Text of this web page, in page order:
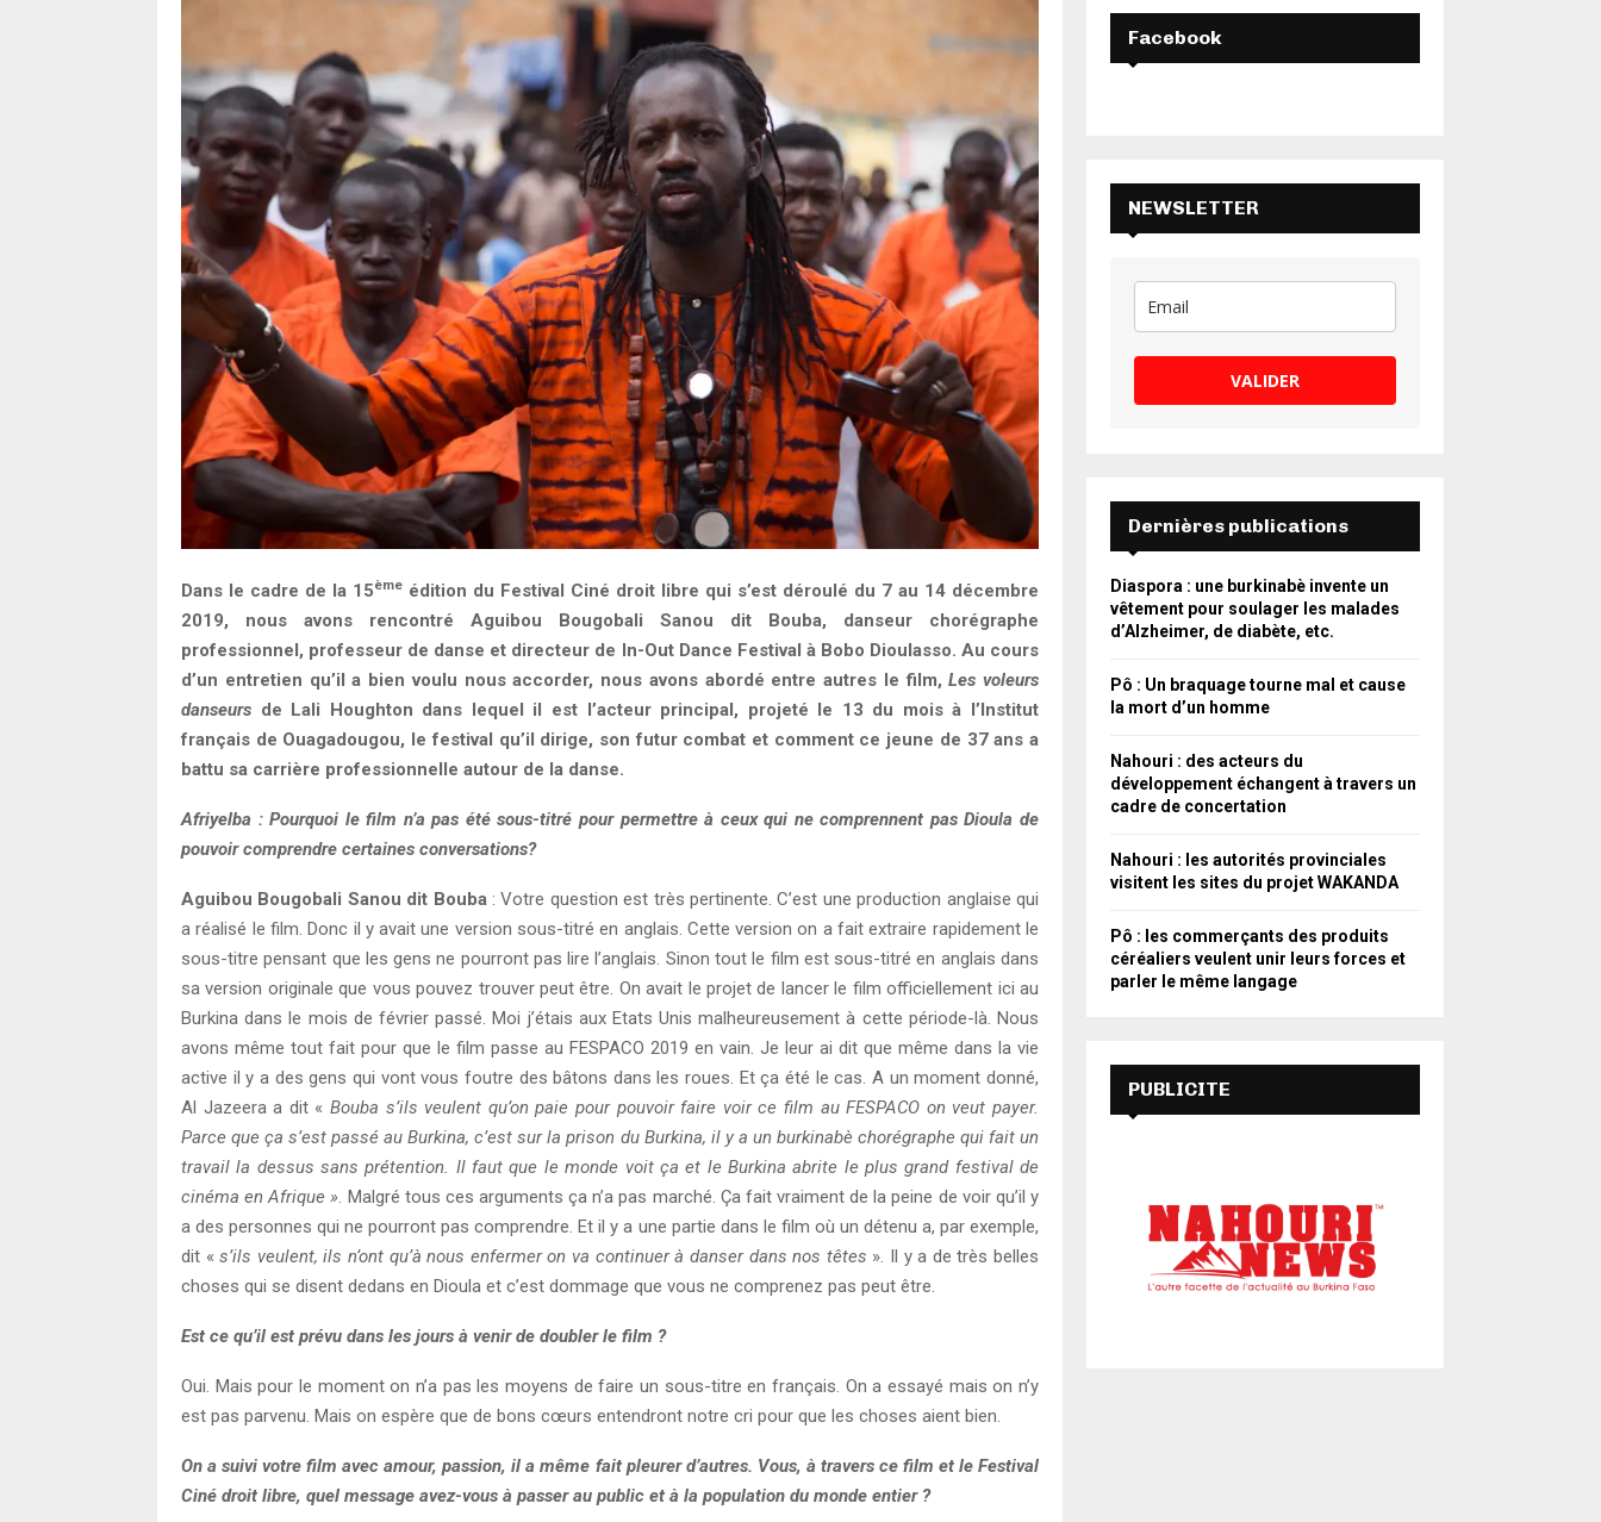
Dans le cadre de la 15ème édition du Festival Ciné droit libre qui s’est déroulé du 7 au 14 décembre
2019, nous avons rencontré Aguibou Bougobali Sanou dit Bouba, danseur chorégraphe
professionnel, professeur de danse et directeur de In-Out Dance Festival à Bobo Dioulasso. Au cours
d’un entretien qu’il a bien voulu nous accorder, nous avons abordé entre autres le film,Les voleurs
danseurs de Lali Houghton dans lequel il est l’acteur principal, projeté le 13 du mois à l’Institut
français de Ouagadougou, le festival qu’il dirige, son futur combat et comment ce jeune de 37 ans a
battu sa carrière professionnelle autour de la danse.
Afriyelba : Pourquoi le film n’a pas été sous-titré pour permettre à ceux qui ne comprennent pas Dioula de
pouvoir comprendre certaines conversations?
Aguibou Bougobali Sanou dit Bouba : Votre question est très pertinente. C’est une production anglaise qui
a réalisé le film. Donc il y avait une version sous-titré en anglais. Cette version on a fait extraire rapidement le
sous-titre pensant que les gens ne pourront pas lire l’anglais. Sinon tout le film est sous-titré en anglais dans
sa version originale que vous pouvez trouver peut être. On avait le projet de lancer le film officiellement ici au
Burkina dans le mois de février passé. Moi j’étais aux Etats Unis malheureusement à cette période-là. Nous
avons même tout fait pour que le film passe au FESPACO 2019 en vain. Je leur ai dit que même dans la vie
active il y a des gens qui vont vous foutre des bâtons dans les roues. Et ça été le cas. A un moment donné,
Al Jazeera a dit « Bouba s’ils veulent qu’on paie pour pouvoir faire voir ce film au FESPACO on veut payer.
Parce que ça s’est passé au Burkina, c’est sur la prison du Burkina, il y a un burkinabè chorégraphe qui fait un
travail la dessus sans prétention. Il faut que le monde voit ça et le Burkina abrite le plus grand festival de
cinéma en Afrique » . Malgré tous ces arguments ça n’a pas marché. Ça fait vraiment de la peine de voir qu’il y
a des personnes qui ne pourront pas comprendre. Et il y a une partie dans le film où un détenu a, par exemple,
dit «s’ils veulent, ils n’ont qu’à nous enfermer on va continuer à danser dans nos têtes ». Il y a de très belles
choses qui se disent dedans en Dioula et c’est dommage que vous ne comprenez pas peut être.
Est ce qu’il est prévu dans les jours à venir de doubler le film ?
Oui. Mais pour le moment on n’a pas les moyens de faire un sous-titre en français. On a essayé mais on n’y
est pas parvenu. Mais on espère que de bons cœurs entendront notre cri pour que les choses aient bien.
On a suivi votre film avec amour, passion, il a même fait pleurer d’autres. Vous, à travers ce film et le Festival
Ciné droit libre, quel message avez-vous à passer au public et à la population du monde entier ?
Facebook
NEWSLETTER
VALIDER
Dernières publications
Diaspora : une burkinabè invente un
vêtement pour soulager les malades
d’Alzheimer, de diabète, etc.
Pô : Un braquage tourne mal et cause
la mort d’un homme
Nahouri : des acteurs du
développement échangent à travers un
cadre de concertation
Nahouri : les autorités provinciales
visitent les sites du projet WAKANDA
Pô : les commerçants des produits
céréaliers veulent unir leurs forces et
parler le même langage
PUBLICITE